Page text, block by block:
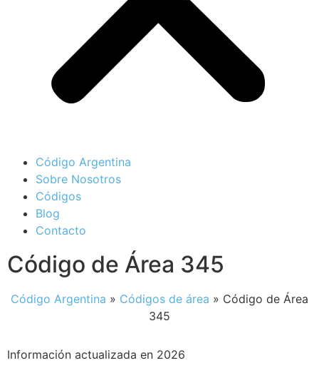
Código Argentina
Sobre Nosotros
Códigos
Blog
Contacto
Código de Área 345
Código Argentina » Códigos de área » Código de Área
345
Información actualizada en 2026